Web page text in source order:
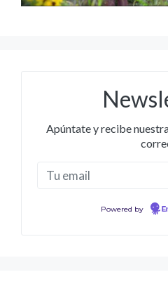
Apúntate y recibe
Powered by